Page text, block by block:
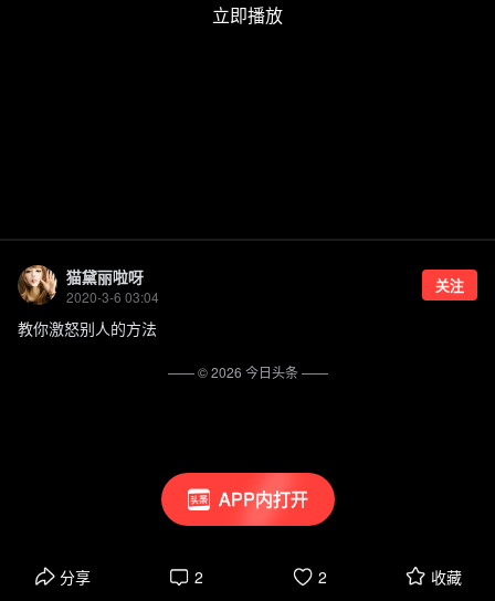
APP内打开
猫黛丽啦呀
2020-3-6 03:04
关注
教你激怒别人的方法
分享 2 2 收藏
—— ©2026 今日头条——